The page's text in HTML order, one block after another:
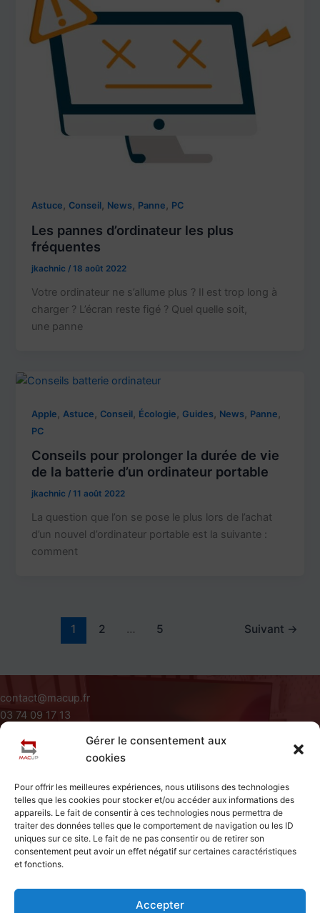
Gérer le consentement aux
cookies
Pour offrir les meilleures expériences, nous utilisons des technologies
telles que les cookies pour stocker et/ou accéder aux informations des
appareils. Le fait de consentir à ces technologies nous permettra de
traiter des données telles que le comportement de navigation ou les ID
uniques sur ce site. Le fait de ne pas consentir ou de retirer son
consentement peut avoir un effet négatif sur certaines caractéristiques
et fonctions.
Accepter
Astuce , Conseil, News, Panne , PC
Les pannes d’ordinateur les plus
fréquentes
jkachnic/18 août 2022
Votre ordinateur ne s’allume plus ? Il est trop long à
charger ? L’écran reste figé ? Quel quelle soit,
une panne
Apple ,Astuce , Conseil, Écologie , Guides, News, Panne ,
PC
Conseils pour prolonger la durée de vie
de la batterie d’un ordinateur portable
jkachnic/11 août 2022
La question que l’on se pose le plus lors de l’achat
d’un nouvel d’ordinateur portable est la suivante :
comment
1 2 … 5 Suivant →
contact@macup.fr
03 74 09 17 13
Du Lundi au Vendredi de 09H à 18H
Siège Social : 411 rue Jacques Varlet 59310 Beuvry La Foret
Conditions Générales d'utilisation
Mentions Légales
Politique de Cookies
Accueil
Foire Aux Questions